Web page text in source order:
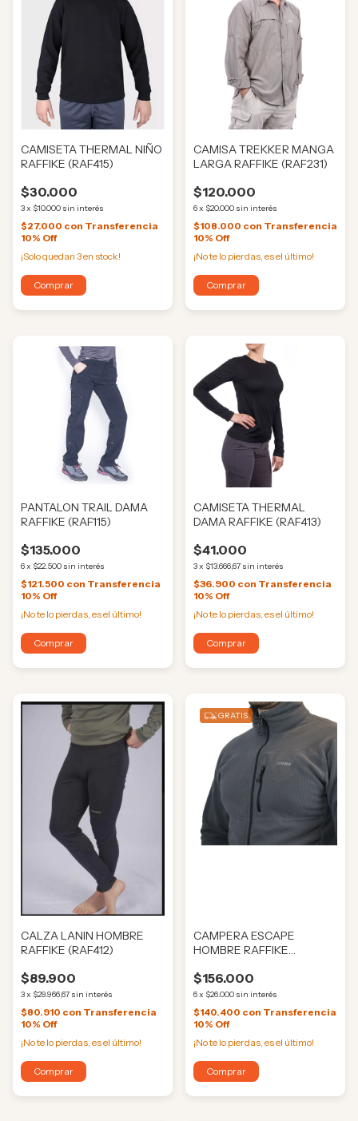
CAMISETA THERMAL NIÑO
RAFFIKE (RAF415)
$30.000
3x $10.000 sin interés
$27.000 con Transferencia
10% Off
¡Solo quedan 3en stock!
Comprar
CAMISA TREKKER MANGA
LARGA RAFFIKE (RAF231)
$120.000
6x $20.000 sin interés
$108.000 con Transferencia
10% Off
¡No te lo pierdas, es el último!
Comprar
PANTALON TRAIL DAMA
RAFFIKE (RAF115)
$135.000
6x $22.500 sin interés
$121.500 con Transferencia
10% Off
¡No te lo pierdas, es el último!
Comprar
CAMISETA THERMAL
DAMA RAFFIKE (RAF413)
$41.000
3x $13.666,67 sin interés
$36.900 con Transferencia
10% Off
¡No te lo pierdas, es el último!
Comprar
CALZA LANIN HOMBRE
RAFFIKE (RAF412)
$89.900
3x $29.966,67 sin interés
$80.910 con Transferencia
10% Off
¡No te lo pierdas, es el último!
Comprar
GRATIS
CAMPERA ESCAPE
HOMBRE RAFFIKE
$156.000
6x $26.000 sin interés
$140.400 con Transferencia
10% Off
¡No te lo pierdas, es el último!
Comprar